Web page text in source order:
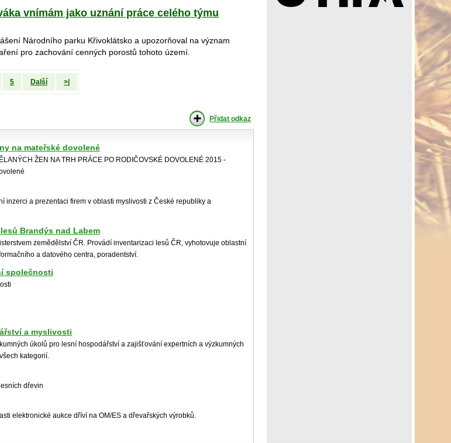
vnímám jako uznání práce celého týmu
Národního parku Křivoklátsko a upozorňoval na význam
pro zachování cenných porostů tohoto území.
5 Další >|
Přidat odkaz
na mateřské dovolené
ŽEN NA TRH PRÁCE PO RODIČOVSKÉ DOVOLENÉ 2015 -
inzerci a prezentaci firem v oblasti myslivosti z České republiky a
Brandýs nad Labem
zemědělství ČR. Provádí inventarizaci lesů ČR, vyhotovuje oblastní
a datového centra, poradentství.
společnosti
a myslivosti
úkolů pro lesní hospodářství a zajišťování expertních a výzkumných
kategorií.
dřevin
elektronické aukce dříví na OM/ES a dřevařských výrobků.